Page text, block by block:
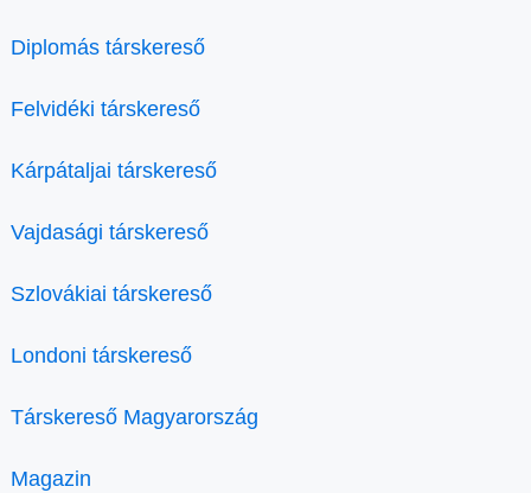
Diplomás társkereső
Felvidéki társkereső
Kárpátaljai társkereső
Vajdasági társkereső
Szlovákiai társkereső
Londoni társkereső
Társkereső Magyarország
Magazin